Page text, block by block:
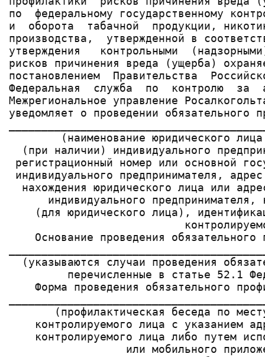
по  федеральному государственному
и  оборота  табачной  продукции,
производства,  утвержденной в
утверждения   контрольными
рисков причинения вреда (ущерба)
постановлением  Правительства
Федеральная  служба  по  контролю  за
Межрегиональное управление
уведомляет о проведении обязательного
(наименование юридического
(при наличии) индивидуального
регистрационный номер или основной
индивидуального предпринимателя,
нахождения юридического лица или
индивидуального предпринимателя,
(для юридического лица),
Основание проведения обязательного
(указываются случаи проведения
перечисленные в статье 52.1
Форма проведения обязательного
(профилактическая беседа по
контролируемого лица с указанием
контролируемого лица либо путем
или мобильного